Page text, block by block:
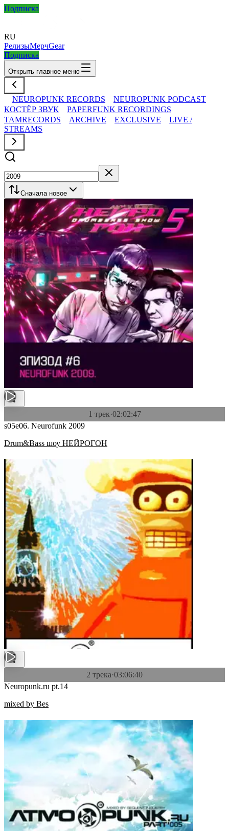
Подписка
RU
РелизыМерчGear
Подписка
Открыть главное меню
NEUROPUNK RECORDS
NEUROPUNK PODCAST
КОСТЁР ЗВУК
PAPERFUNK RECORDINGS
TAMRECORDS
ARCHIVE EXCLUSIVE
LIVE /
STREAMS
Сначала новое
1 трек·02:02:47
s05e06. Neurofunk 2009
Drum&Bass шоу НЕЙРОГОН
2 трека·03:06:40
Neuropunk.ru pt.14
mixed by Bes